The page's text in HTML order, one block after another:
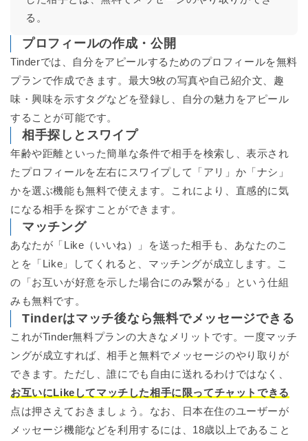
る。
プロフィールの作成・公開
Tinderでは、自分をアピールするためのプロフィールを無料
プランで作成できます。最大9枚の写真や自己紹介文、趣
味・興味を示すタグなどを登録し、自分の魅力をアピール
することが可能です。
相手探しとスワイプ
年齢や距離といった簡単な条件で相手を検索し、表示され
たプロフィールを左右にスワイプして「アリ」か「ナシ」
かを選ぶ機能も無料で使えます。これにより、直感的に気
になる相手を探すことができます。
マッチング
あなたが「Like（いいね）」を送った相手も、あなたのこ
とを「Like」してくれると、マッチングが成立します。こ
の「お互いが好意を示した場合にのみ繋がる」という仕組
みも無料です。
Tinderはマッチ後なら無料でメッセージできる
これがTinder無料プランの大きなメリットです。一度マッチ
ングが成立すれば、相手と無料でメッセージのやり取りが
できます。ただし、誰にでも自由に送れるわけではなく、
お互いにLikeしてマッチした相手に限ってチャットできる
点は押さえておきましょう。なお、日本在住のユーザーが
メッセージ機能などを利用するには、18歳以上であること